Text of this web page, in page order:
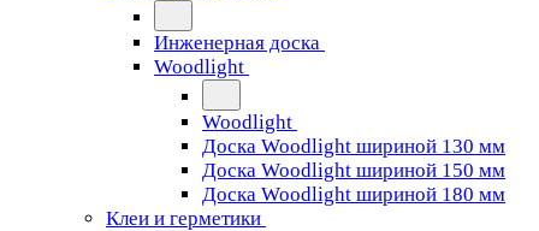
Инженерная доска
Woodlight
Woodlight
Доска Woodlight шириной 130 мм
Доска Woodlight шириной 150 мм
Доска Woodlight шириной 180 мм
Клеи и герметики